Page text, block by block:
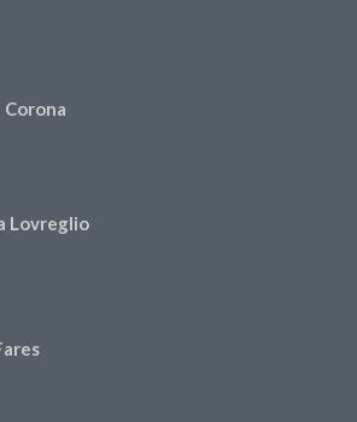
Corona
Lovreglio